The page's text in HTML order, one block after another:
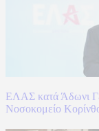
ΕΛΑΣ κατά Άδωνι
Νοσοκομείο